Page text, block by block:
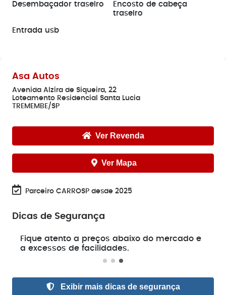
Desembaçador traseiro
Encosto de cabeça
traseiro
Entrada usb
Asa Autos
Avenida Alzira de Siqueira, 22
Loteamento Residencial Santa Lucia
TREMEMBE/SP
Ver Revenda
Ver Mapa
Parceiro CARROSP desde 2025
Dicas de Segurança
Fique atento a preços abaixo do mercado e
a excessos de facilidades.
Exibir mais dicas de segurança